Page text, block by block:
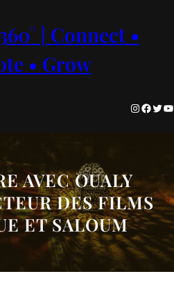
| Connect •
• Grow
InstagramFacebook Twitter YouTube
AVEC OUALY
DES FILMS
ET SALOUM